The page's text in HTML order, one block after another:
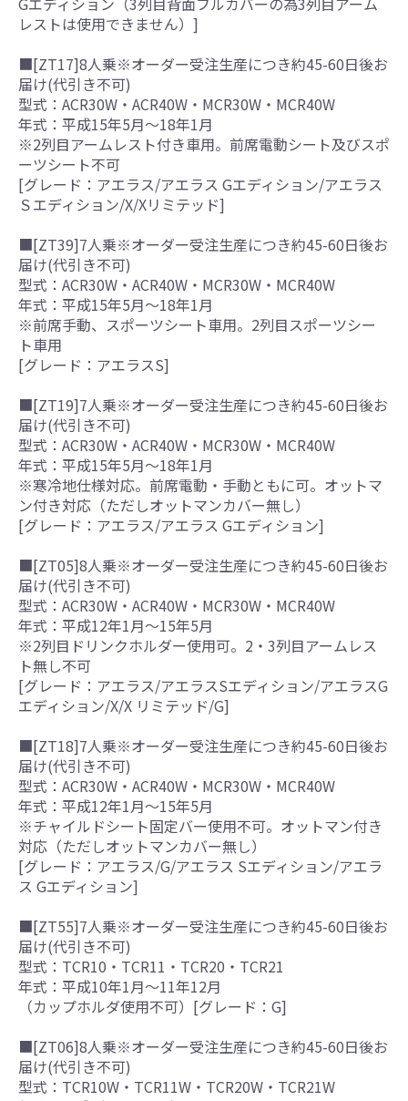
レストは使用できません）]
■[ZT17]8人乗※オーダー受注生産につき約45-60日後お
届け(代引き不可)
型式：ACR30W・ACR40W・MCR30W・MCR40W
年式：平成15年5月～18年1月
※2列目アームレスト付き車用。前席電動シート及びスポ
ーツシート不可
[グレード：アエラス/アエラス Gエディション/アエラス
Ｓエディション/X/Xリミテッド]
■[ZT39]7人乗※オーダー受注生産につき約45-60日後お
届け(代引き不可)
型式：ACR30W・ACR40W・MCR30W・MCR40W
年式：平成15年5月～18年1月
※前席手動、スポーツシート車用。2列目スポーツシー
ト車用
[グレード：アエラスS]
■[ZT19]7人乗※オーダー受注生産につき約45-60日後お
届け(代引き不可)
型式：ACR30W・ACR40W・MCR30W・MCR40W
年式：平成15年5月～18年1月
※寒冷地仕様対応。前席電動・手動ともに可。オットマ
ン付き対応（ただしオットマンカバー無し）
[グレード：アエラス/アエラス Gエディション]
■[ZT05]8人乗※オーダー受注生産につき約45-60日後お
届け(代引き不可)
型式：ACR30W・ACR40W・MCR30W・MCR40W
年式：平成12年1月～15年5月
※2列目ドリンクホルダー使用可。2・3列目アームレス
ト無し不可
[グレード：アエラス/アエラスSエディション/アエラスG
エディション/X/X リミテッド/G]
■[ZT18]7人乗※オーダー受注生産につき約45-60日後お
届け(代引き不可)
型式：ACR30W・ACR40W・MCR30W・MCR40W
年式：平成12年1月～15年5月
※チャイルドシート固定バー使用不可。オットマン付き
対応（ただしオットマンカバー無し）
[グレード：アエラス/G/アエラス Sエディション/アエラ
ス Gエディション]
■[ZT55]7人乗※オーダー受注生産につき約45-60日後お
届け(代引き不可)
型式：TCR10・TCR11・TCR20・TCR21
年式：平成10年1月～11年12月
（カップホルダ使用不可）[グレード：G]
■[ZT06]8人乗※オーダー受注生産につき約45-60日後お
届け(代引き不可)
型式：TCR10W・TCR11W・TCR20W・TCR21W